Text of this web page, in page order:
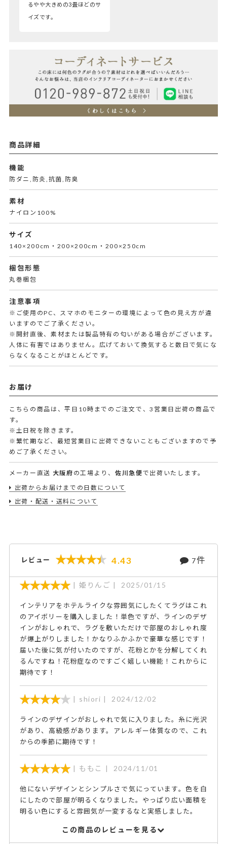
るやや大きめの3畳ほどのサ
イズです。
商品詳細
機能
防ダニ,防炎,抗菌,防臭
素材
ナイロン100%
サイズ
140×200cm・200×200cm・200×250cm
梱包形態
丸巻梱包
注意事項
※ご使用のPC、スマホのモニターの環境によって色の見え方が違
いますのでご了承ください。
※開封直後、素材または製品特有の匂いがある場合がございます。
人体に有害ではありません。広げておいて換気すると数日で気にな
らなくなることがほとんどです。
お届け
こちらの商品は、平日10時までのご注文で、3営業日出荷の商品で
す。
※土日祝を除きます。
※繁忙期など、最短営業日に出荷できないこともございますので予
めご了承ください。
メーカー直送 大阪府 の工場より、 佐川急便で出荷いたします。
出荷からお届けまでの日数について
出荷・配送・送料について
レビュー 4.43 7件
姫りんご 2025/01/15
インテリアをホテルライクな雰囲気にしたくてラグはこれ
のアイボリーを購入しました！単色ですが、ラインのデザ
インがおしゃれで、ラグを敷いただけで部屋のおしゃれ度
が爆上がりしました！かなりふかふかで豪華な感じです！
届いた後に気が付いたのですが、花粉とかを分解してくれ
るんですね！花粉症なのですごく嬉しい機能！これからに
期待です！
shiori 2024/12/02
ラインのデザインがおしゃれで気に入りました。糸に光沢
があり、高級感があります。アレルギー体質なので、これ
からの季節に期待です！
ももこ 2024/11/01
他にないデザインとシンプルさで気にっています。色を白
にしたので部屋が明るくなりました。やっぱり広い面積を
明るい色にすると雰囲気が一変するなと実感しました。
この商品のレビューを見る